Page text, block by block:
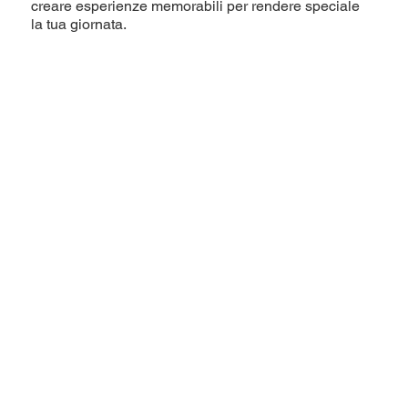
creare esperienze memorabili per rendere speciale
la tua giornata.